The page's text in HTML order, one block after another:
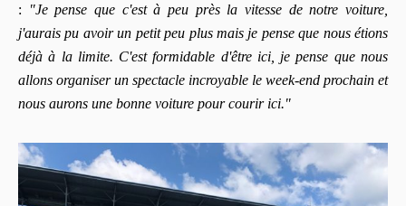
:
"Je pense que c'est à peu près la vitesse de notre voiture,
j'aurais pu avoir un petit peu plus mais je pense que nous étions
déjà à la limite. C'est formidable d'être ici, je pense que nous
allons organiser un spectacle incroyable le week-end prochain et
nous aurons une bonne voiture pour courir ici."